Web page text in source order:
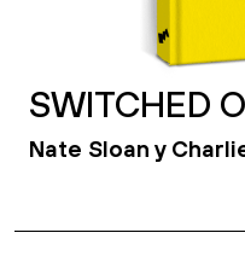
SWITCHED
Nate Sloan y